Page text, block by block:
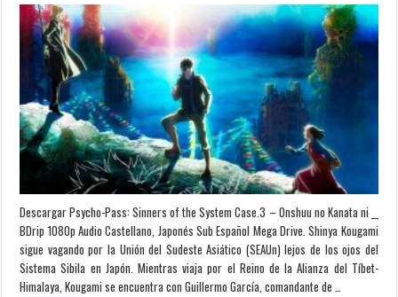
Descargar Psycho-Pass: Sinners of the System Case.3 – Onshuu no Kanata ni __
BDrip 1080p Audio Castellano, Japonés Sub Español Mega Drive. Shinya Kougami
sigue vagando por la Unión del Sudeste Asiático (SEAUn) lejos de los ojos del
Sistema Sibila en Japón. Mientras viaja por el Reino de la Alianza del Tíbet-
Himalaya, Kougami se encuentra con Guillermo García, comandante de …